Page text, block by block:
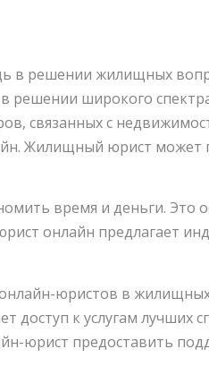
в решении жилищных
широкого
связанных с
Жилищный юрист
время и деньги. Это
онлайн предлагает
юристов в
доступ к услугам
юрист предоставить